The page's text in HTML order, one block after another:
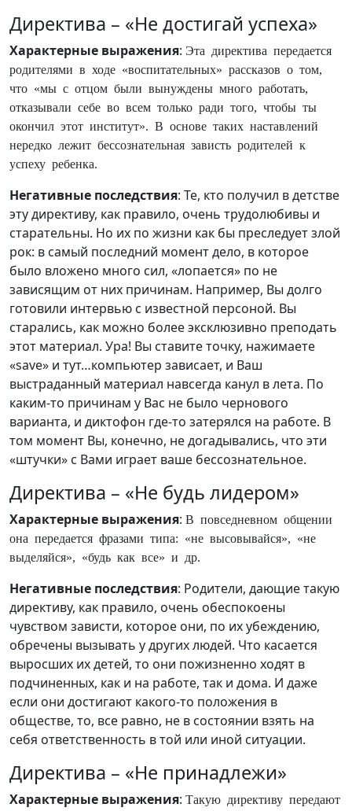
Директива – «Не достигай успеха»
Характерные выражения: Эта директива передается
родителями в ходе «воспитательных» рассказов о том,
что «мы с отцом были вынуждены много работать,
отказывали себе во всем только ради того, чтобы ты
окончил этот институт». В основе таких наставлений
нередко лежит бессознательная зависть родителей к
успеху ребенка.
Негативные последствия: Те, кто получил в детстве
эту директиву, как правило, очень трудолюбивы и
старательны. Но их по жизни как бы преследует злой
рок: в самый последний момент дело, в которое
было вложено много сил, «лопается» по не
зависящим от них причинам. Например, Вы долго
готовили интервью с известной персоной. Вы
старались, как можно более эксклюзивно преподать
этот материал. Ура! Вы ставите точку, нажимаете
«save» и тут…компьютер зависает, и Ваш
выстраданный материал навсегда канул в лета. По
каким-то причинам у Вас не было чернового
варианта, и диктофон где-то затерялся на работе. В
том момент Вы, конечно, не догадывались, что эти
«штучки» с Вами играет ваше бессознательное.
Директива – «Не будь лидером»
Характерные выражения: В повседневном общении
она передается фразами типа: «не высовывайся», «не
выделяйся», «будь как все» и др.
Негативные последствия: Родители, дающие такую
директиву, как правило, очень обеспокоены
чувством зависти, которое они, по их убеждению,
обречены вызывать у других людей. Что касается
выросших их детей, то они пожизненно ходят в
подчиненных, как и на работе, так и дома. И даже
если они достигают какого-то положения в
обществе, то, все равно, не в состоянии взять на
себя ответственность в той или иной ситуации.
Директива – «Не принадлежи»
Характерные выражения: Такую директиву передают